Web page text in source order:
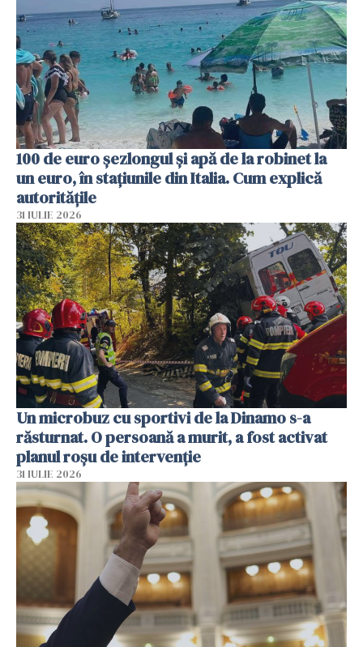
100 de euro șezlongul și apă de la robinet la
un euro, în stațiunile din Italia. Cum explică
autoritățile
31 IULIE 2026
Un microbuz cu sportivi de la Dinamo s-a
răsturnat. O persoană a murit, a fost activat
planul roșu de intervenție
31 IULIE 2026